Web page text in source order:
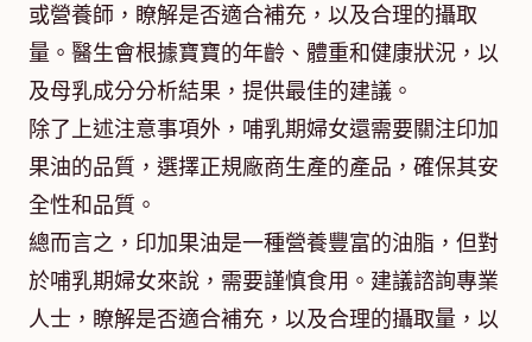
或營養師，瞭解是否適合補充，以及合理的攝取
量。醫生會根據寶寶的年齡、體重和健康狀況，以
及母乳成分分析結果，提供最佳的建議。
除了上述注意事項外，哺乳期婦女還需要關注印加
果油的品質，選擇正規廠商生產的產品，確保其安
全性和品質。
總而言之，印加果油是一種營養豐富的油脂，但對
於哺乳期婦女來說，需要謹慎食用。建議諮詢專業
人士，瞭解是否適合補充，以及合理的攝取量，以